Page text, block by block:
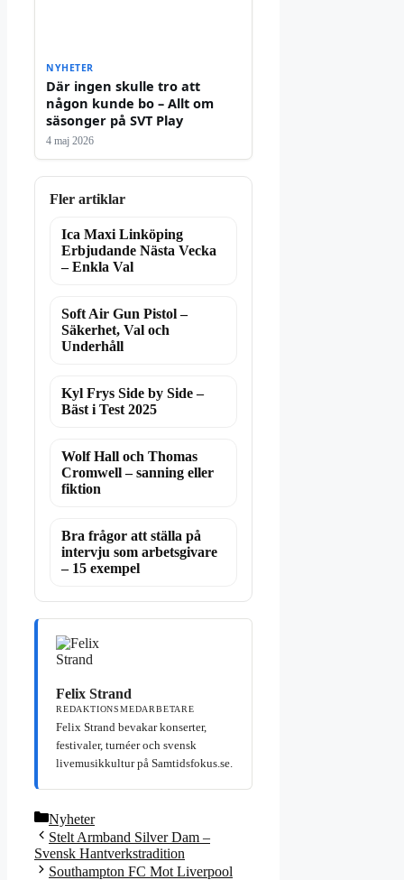
NYHETER
Där ingen skulle tro att
någon kunde bo – Allt om
säsonger på SVT Play
4 maj 2026
Fler artiklar
Ica Maxi Linköping
Erbjudande Nästa Vecka
– Enkla Val
Soft Air Gun Pistol –
Säkerhet, Val och
Underhåll
Kyl Frys Side by Side –
Bäst i Test 2025
Wolf Hall och Thomas
Cromwell – sanning eller
fiktion
Bra frågor att ställa på
intervju som arbetsgivare
– 15 exempel
Felix Strand
REDAKTIONSMEDARBETARE
Felix Strand bevakar konserter,
festivaler, turnéer och svensk
livemusikkultur på Samtidsfokus.se.
Kategorier
Nyheter
Stelt Armband Silver Dam –
Svensk Hantverkstradition
Southampton FC Mot Liverpool